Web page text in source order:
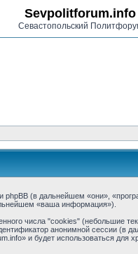
Sevpolitforum.info
Севастопольский
phpBB (в дальнейшем «они»,
«ваша информация»).
числа "cookies" (небольшие
анонимной сессии (в
и будет использоваться для